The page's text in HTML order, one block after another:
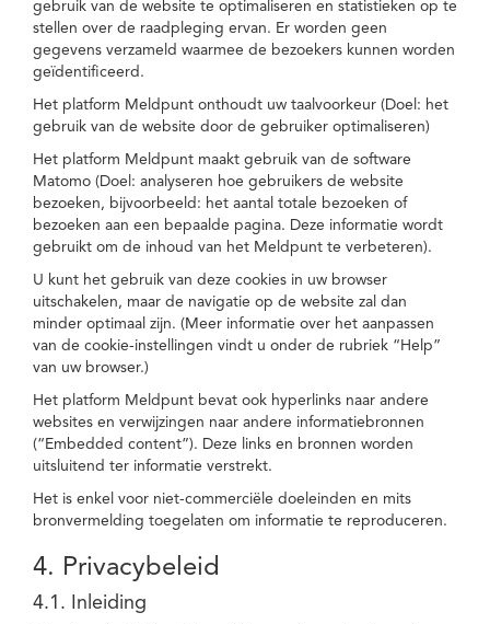
gebruik van de website te optimaliseren en statistieken op te
stellen over de raadpleging ervan. Er worden geen
gegevens verzameld waarmee de bezoekers kunnen worden
geïdentificeerd.
Het platform Meldpunt onthoudt uw taalvoorkeur (Doel: het
gebruik van de website door de gebruiker optimaliseren)
Het platform Meldpunt maakt gebruik van de software
Matomo (Doel: analyseren hoe gebruikers de website
bezoeken, bijvoorbeeld: het aantal totale bezoeken of
bezoeken aan een bepaalde pagina. Deze informatie wordt
gebruikt om de inhoud van het Meldpunt te verbeteren).
U kunt het gebruik van deze cookies in uw browser
uitschakelen, maar de navigatie op de website zal dan
minder optimaal zijn. (Meer informatie over het aanpassen
van de cookie-instellingen vindt u onder de rubriek “Help”
van uw browser.)
Het platform Meldpunt bevat ook hyperlinks naar andere
websites en verwijzingen naar andere informatiebronnen
(“Embedded content”). Deze links en bronnen worden
uitsluitend ter informatie verstrekt.
Het is enkel voor niet-commerciële doeleinden en mits
bronvermelding toegelaten om informatie te reproduceren.
4. Privacybeleid
4.1. Inleiding